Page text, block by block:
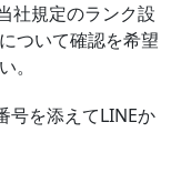
社規定のランク設
ついて確認を希望
。
号を添えてLINEか